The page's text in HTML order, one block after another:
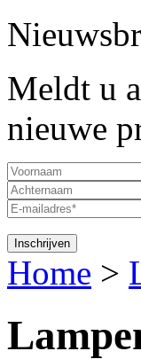
Meldt u
nieuwe
Home >